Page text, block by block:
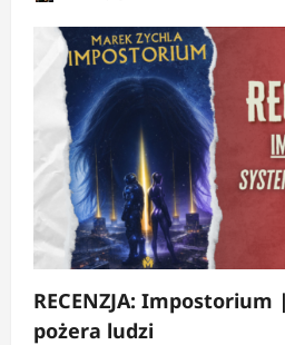
RECENZJA:
pożera ludzi